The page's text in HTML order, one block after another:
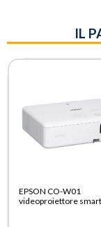
IL
EPSON CO-W01
videoproiettore smart